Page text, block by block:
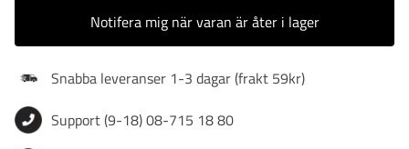
Notifera mig när varan är åter i lager
Snabba leveranser 1-3 dagar (frakt 59kr)
Support (9-18) 08-715 18 80